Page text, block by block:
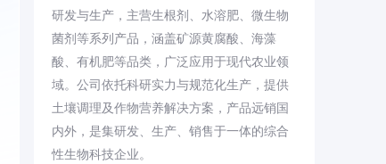
研发与生产，主营生根剂、水溶肥、微生物
菌剂等系列产品，涵盖矿源黄腐酸、海藻
酸、有机肥等品类，广泛应用于现代农业领
域。公司依托科研实力与规范化生产，提供
土壤调理及作物营养解决方案，产品远销国
内外，是集研发、生产、销售于一体的综合
性生物科技企业。